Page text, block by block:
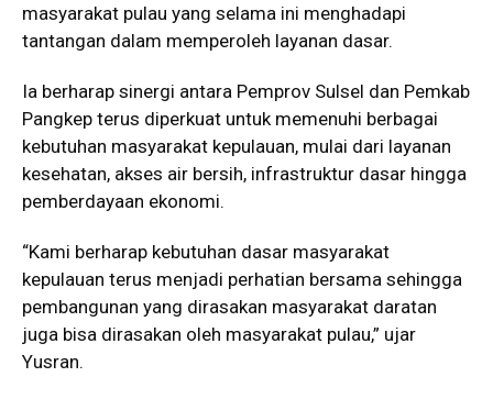
masyarakat pulau yang selama ini menghadapi
tantangan dalam memperoleh layanan dasar.
Ia berharap sinergi antara Pemprov Sulsel dan Pemkab
Pangkep terus diperkuat untuk memenuhi berbagai
kebutuhan masyarakat kepulauan, mulai dari layanan
kesehatan, akses air bersih, infrastruktur dasar hingga
pemberdayaan ekonomi.
“Kami berharap kebutuhan dasar masyarakat
kepulauan terus menjadi perhatian bersama sehingga
pembangunan yang dirasakan masyarakat daratan
juga bisa dirasakan oleh masyarakat pulau,” ujar
Yusran.